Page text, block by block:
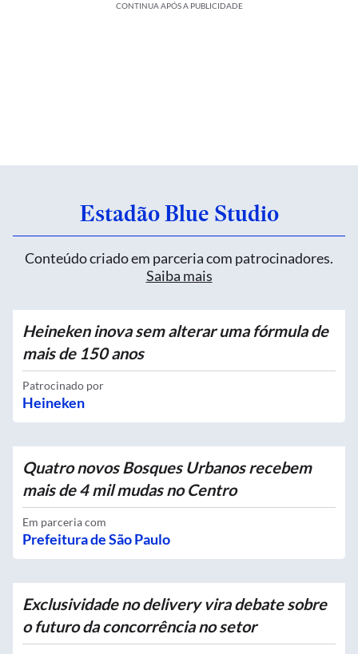
CONTINUA APÓS A PUBLICIDADE
Estadão Blue Studio
Conteúdo criado em parceria com patrocinadores.
Saiba mais
Heineken inova sem alterar uma fórmula de
mais de 150 anos
Patrocinado por
Heineken
Quatro novos Bosques Urbanos recebem
mais de 4 mil mudas no Centro
Em parceria com
Prefeitura de São Paulo
Exclusividade no delivery vira debate sobre
o futuro da concorrência no setor